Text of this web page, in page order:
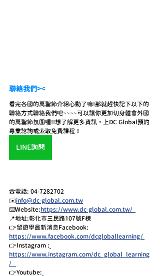
聯絡我們><
看完各國的萬聖節介紹心動了嘛!那就趕快記下以下的
聯絡方式聯絡我們吧~~~~可以讓你更加切身體會外國
的萬聖節氛圍喔!!想了解更多資訊，上DC Global預約
專業諮詢或索取免費課程！
LINE詢問
☎️電話: 04-7282702
✉️info@dc-global.com.tw
⌨️Website:https://www.dc-global.com.tw/
📍地址:彰化市三民路107號F棟
👉留遊學最新消息Facebook:
https://www.facebook.com/dcgloballearning/
👉Instagram :
https://www.instagram.com/dc_global_learning
/
👉Youtube: